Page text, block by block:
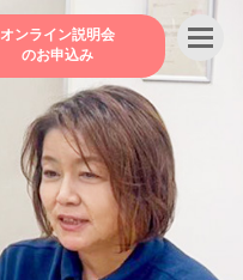
オンライン説明会
のお申込み